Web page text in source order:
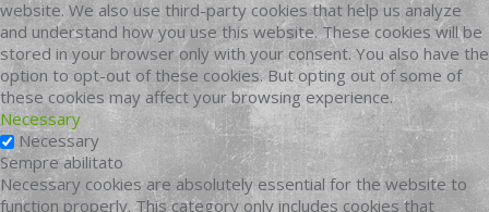
website. We also use third-party cookies that help us analyze
and understand how you use this website. These cookies will be
stored in your browser only with your consent. You also have the
option to opt-out of these cookies. But opting out of some of
these cookies may affect your browsing experience.
Necessary
Necessary
Sempre abilitato
Necessary cookies are absolutely essential for the website to
function properly. This category only includes cookies that